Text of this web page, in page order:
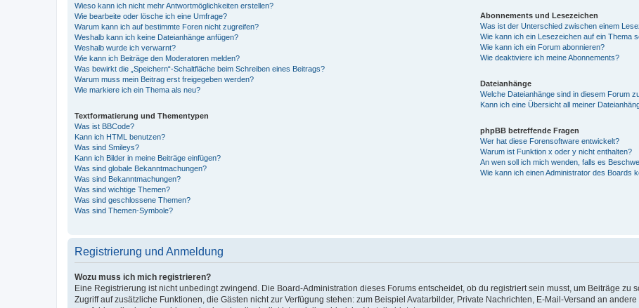
Wieso kann ich nicht mehr Antwortmöglichkeiten erstellen?
Wie bearbeite oder lösche ich eine Umfrage?
Warum kann ich auf bestimmte Foren nicht zugreifen?
Weshalb kann ich keine Dateianhänge anfügen?
Weshalb wurde ich verwarnt?
Wie kann ich Beiträge den Moderatoren melden?
Was bewirkt die „Speichern“-Schaltfläche beim Schreiben eines Beitrags?
Warum muss mein Beitrag erst freigegeben werden?
Wie markiere ich ein Thema als neu?
Textformatierung und Thementypen
Was ist BBCode?
Kann ich HTML benutzen?
Was sind Smileys?
Kann ich Bilder in meine Beiträge einfügen?
Was sind globale Bekanntmachungen?
Was sind Bekanntmachungen?
Was sind wichtige Themen?
Was sind geschlossene Themen?
Was sind Themen-Symbole?
Abonnements und Lesezeichen
Was ist der Unterschied zwischen einem
Wie kann ich ein Lesezeichen auf ein Thema
Wie kann ich ein Forum abonnieren?
Wie deaktiviere ich meine Abonnements?
Dateianhänge
Welche Dateianhänge sind in diesem Forum
Kann ich eine Übersicht all meiner
phpBB betreffende Fragen
Wer hat diese Forensoftware entwickelt?
Warum ist Funktion x oder y nicht enthalten?
An wen soll ich mich wenden, falls es
Wie kann ich einen Administrator des Boards
Registrierung und Anmeldung
Wozu muss ich mich registrieren?
Eine Registrierung ist nicht unbedingt zwingend. Die Board-Administration dieses Forums entscheidet, ob du registriert sein musst, um Beiträge zu
Zugriff auf zusätzliche Funktionen, die Gästen nicht zur Verfügung stehen: zum Beispiel Avatarbilder, Private Nachrichten, E-Mail-Versand an